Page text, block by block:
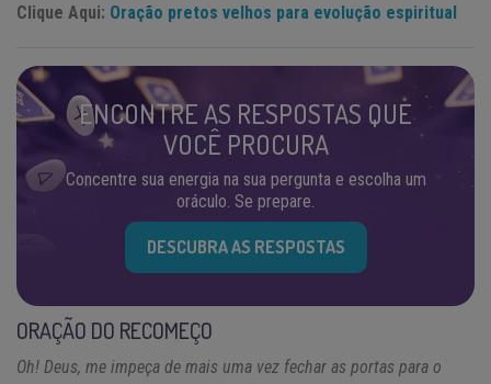
Clique Aqui: Oração pretos velhos para evolução espiritual
ENCONTRE AS RESPOSTAS QUE
VOCÊ PROCURA
Concentre sua energia na sua pergunta e escolha um
oráculo. Se prepare.
DESCUBRA AS RESPOSTAS
ORAÇÃO DO RECOMEÇO
Oh! Deus, me impeça de mais uma vez fechar as portas para o